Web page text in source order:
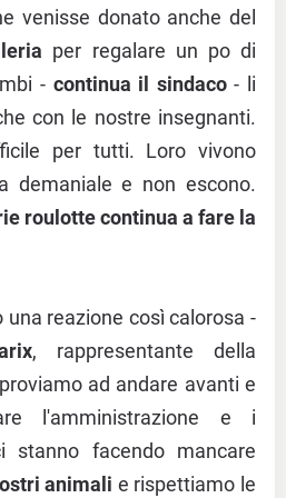
venisse donato anche del
per regalare un po di
- continua il sindaco- li
con le nostre insegnanti.
per tutti. Loro vivono
demaniale e non escono.
roulotte continua a fare la
reazione così calorosa -
, rappresentante della
ad andare avanti e
l'amministrazione e i
facendo mancare
animali e rispettiamo le